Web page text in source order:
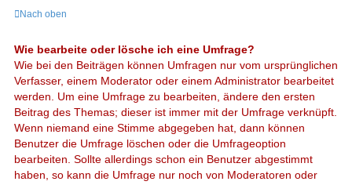
Nach oben
Wie bearbeite oder lösche ich eine Umfrage?
Wie bei den Beiträgen können Umfragen nur vom ursprünglichen
Verfasser, einem Moderator oder einem Administrator bearbeitet
werden. Um eine Umfrage zu bearbeiten, ändere den ersten
Beitrag des Themas; dieser ist immer mit der Umfrage verknüpft.
Wenn niemand eine Stimme abgegeben hat, dann können
Benutzer die Umfrage löschen oder die Umfrageoption
bearbeiten. Sollte allerdings schon ein Benutzer abgestimmt
haben, so kann die Umfrage nur noch von Moderatoren oder